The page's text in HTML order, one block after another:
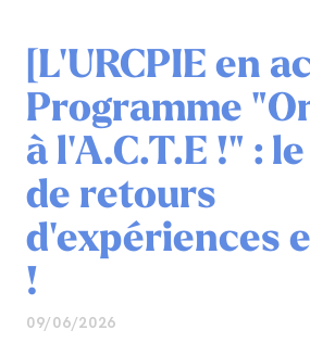
[L'URCPIE en
Programme
à l'A.C.T.E !" :
de retours
d'expériences
!
09/06/2026